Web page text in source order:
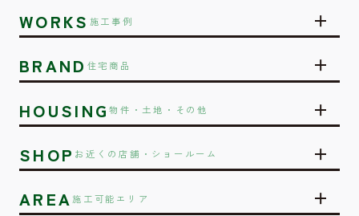
WORKS 施工事例
BRAND 住宅商品
HOUSING物件・土地・その他
SHOP お近くの店舗・ショールーム
AREA施工可能エリア